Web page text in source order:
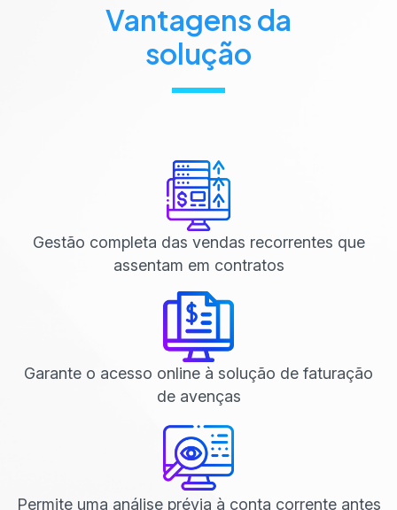
Vantagens da
solução
Gestão completa das vendas recorrentes que
assentam em contratos
Garante o acesso online à solução de faturação
de avenças
Permite uma análise prévia à conta corrente antes